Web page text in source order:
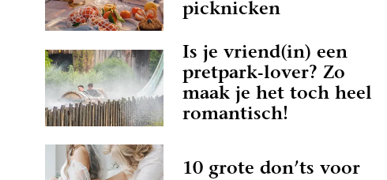
picknicken
Is je vriend(in) een
pretpark-lover? Zo
maak je het toch heel
romantisch!
10 grote don’ts voor